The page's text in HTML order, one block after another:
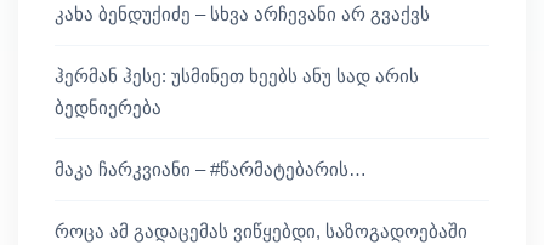
კახა ბენდუქიძე – სხვა არჩევანი არ გვაქვს
ჰერმან ჰესე: უსმინეთ ხეებს ანუ სად არის
ბედნიერება
მაკა ჩარკვიანი – #წარმატებარის…
როცა ამ გადაცემას ვიწყებდი, საზოგადოებაში